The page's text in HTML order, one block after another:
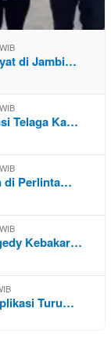
di Jambi…
Telaga Ka…
di Perlinta…
Kebakar…
Turu…